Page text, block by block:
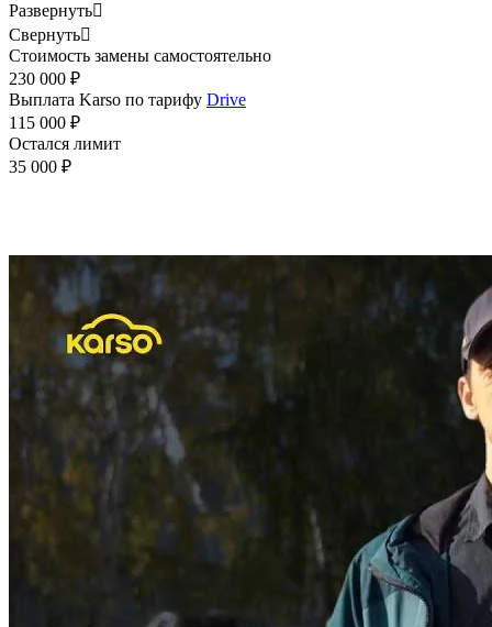
Развернуть
Свернуть
Стоимость замены самостоятельно
230 000 ₽
Выплата Karso по тарифу Drive
115 000 ₽
Остался лимит
35 000 ₽